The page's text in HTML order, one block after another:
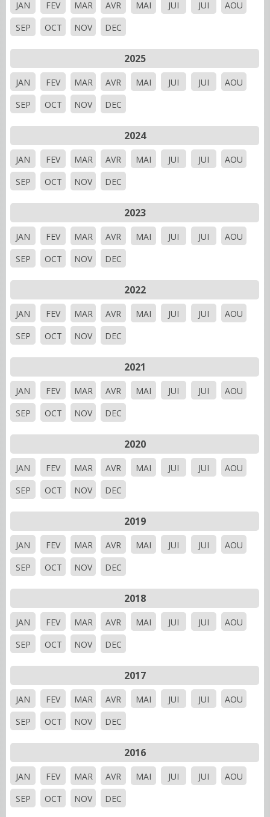
JAN FEV MAR AVR MAI JUI JUI
AOU
SEP
OCT NOV DEC
2025
JAN FEV MAR AVR MAI JUI JUI
AOU
SEP
OCT NOV DEC
2024
JAN FEV MAR AVR MAI JUI JUI
AOU
SEP
OCT NOV DEC
2023
JAN FEV MAR AVR MAI JUI JUI
AOU
SEP
OCT NOV DEC
2022
JAN FEV MAR AVR MAI JUI JUI
AOU
SEP
OCT NOV DEC
2021
JAN FEV MAR AVR MAI JUI JUI
AOU
SEP
OCT NOV DEC
2020
JAN FEV MAR AVR MAI JUI JUI
AOU
SEP
OCT NOV DEC
2019
JAN FEV MAR AVR MAI JUI JUI
AOU
SEP
OCT NOV DEC
2018
JAN FEV MAR AVR MAI JUI JUI
AOU
SEP
OCT NOV DEC
2017
JAN FEV MAR AVR MAI JUI JUI
AOU
SEP
OCT NOV DEC
2016
JAN FEV MAR AVR MAI JUI JUI
AOU
SEP
OCT NOV DEC